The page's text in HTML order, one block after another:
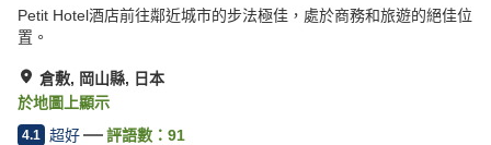
Petit Hotel酒店前往鄰近城市的步法極佳，處於商務和旅遊的絕佳位
置。
倉敷, 岡山縣, 日本
於地圖上顯示
4.1 超好 評語數： 91